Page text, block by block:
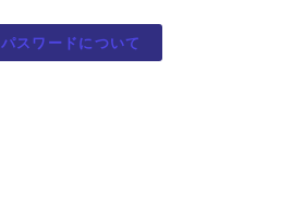
パスワードについて